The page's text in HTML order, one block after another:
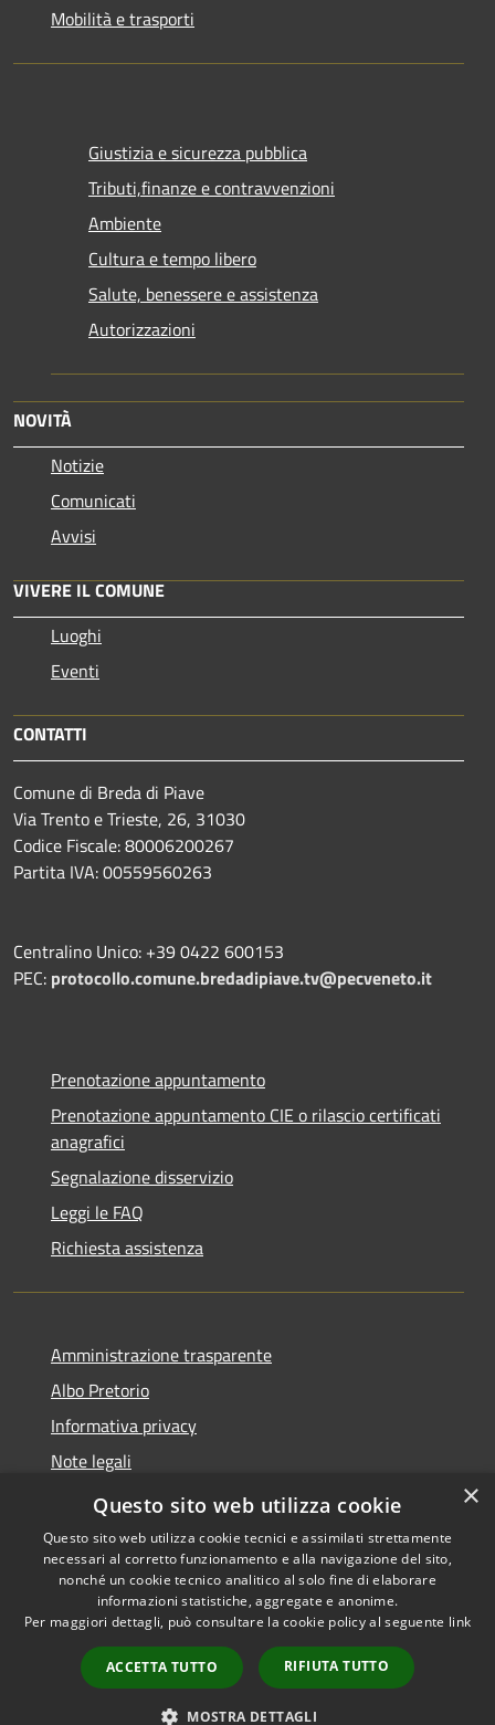
Mobilità e trasporti
Giustizia e sicurezza pubblica
Tributi,finanze e contravvenzioni
Ambiente
Cultura e tempo libero
Salute, benessere e assistenza
Autorizzazioni
NOVITÀ
Notizie
Comunicati
Avvisi
VIVERE IL COMUNE
Luoghi
Eventi
CONTATTI
Comune di Breda di Piave
Via Trento e Trieste, 26, 31030
Codice Fiscale: 80006200267
Partita IVA: 00559560263
Centralino Unico: +39 0422 600153
PEC: protocollo.comune.bredadipiave.tv@pecveneto.it
Prenotazione appuntamento
Prenotazione appuntamento CIE o rilascio certificati
anagrafici
Segnalazione disservizio
Leggi le FAQ
Richiesta assistenza
Amministrazione trasparente
Albo Pretorio
Informativa privacy
Note legali
Dichiarazione di accessibilità
Accessibilità
Copyright © 2026 • Comune di
Breda di Piave • Powered by
Municipium•
Accesso
redazione
×
Questo sito web utilizza cookie
Questo sito web utilizza cookie tecnici e assimilati strettamente
necessari al corretto funzionamento e alla navigazione del sito,
nonché un cookie tecnico analitico al solo fine di elaborare
informazioni statistiche, aggregate e anonime.
Per maggiori dettagli, può consultare la cookie policy al seguente link
ACCETTA TUTTO RIFIUTA TUTTO
MOSTRA DETTAGLI